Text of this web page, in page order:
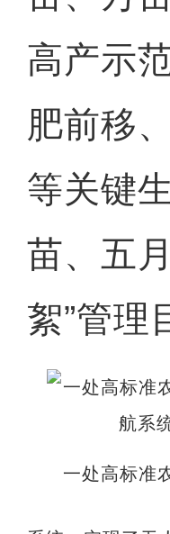
高产示
肥前移
等关键
苗、五
絮”管理
一处高标准